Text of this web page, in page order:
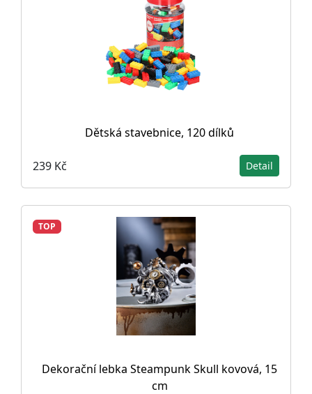
Dětská stavebnice, 120 dílků
239 Kč Detail
TOP
Dekorační lebka Steampunk Skull kovová, 15
cm